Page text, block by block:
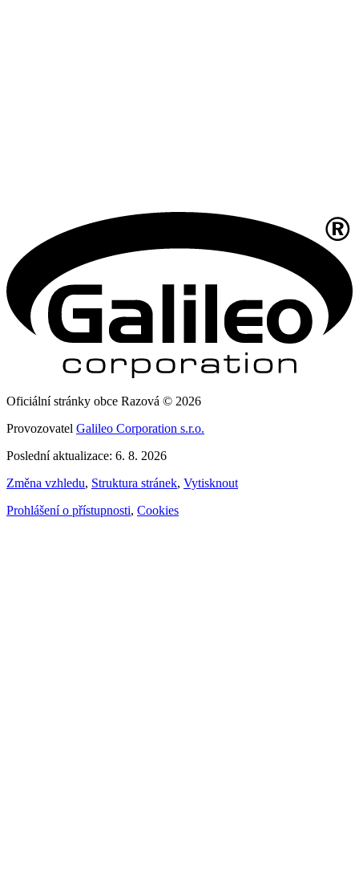
Oficiální stránky obce Razová © 2026
Provozovatel Galileo Corporation s.r.o.
Poslední aktualizace: 6. 8. 2026
Změna vzhledu, Struktura stránek, Vytisknout
Prohlášení o přístupnosti, Cookies